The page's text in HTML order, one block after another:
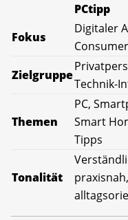
PCtipp
Fokus
Digitaler
Zielgruppe
Technik-
Themen
PC,
Smart
Tipps
Tonalität
praxisnah,